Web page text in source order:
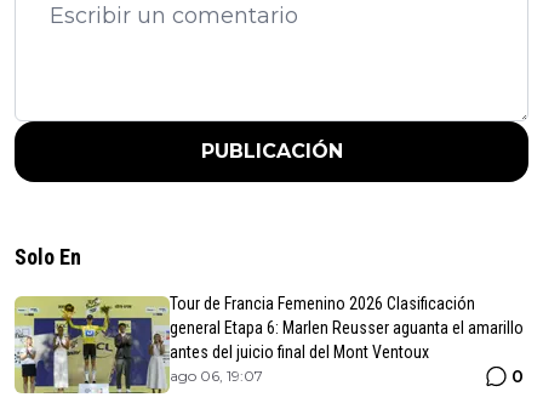
PUBLICACIÓN
Solo En
Tour de Francia Femenino 2026 Clasificación
general Etapa 6: Marlen Reusser aguanta el amarillo
antes del juicio final del Mont Ventoux
ago 06, 19:07 0